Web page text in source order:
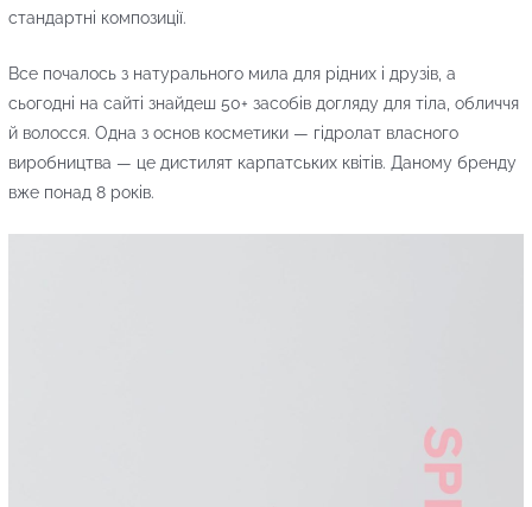
стандартні композиції.
Все почалось з натурального мила для рідних і друзів, а
сьогодні на сайті знайдеш 50+ засобів догляду для тіла, обличчя
й волосся. Одна з основ косметики — гідролат власного
виробництва — це дистилят карпатських квітів. Даному бренду
вже понад 8 років.